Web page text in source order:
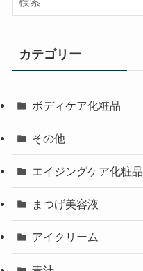
カテゴリー
ボディケア化粧品
その他
エイジングケア化粧品
まつげ美容液
アイクリーム